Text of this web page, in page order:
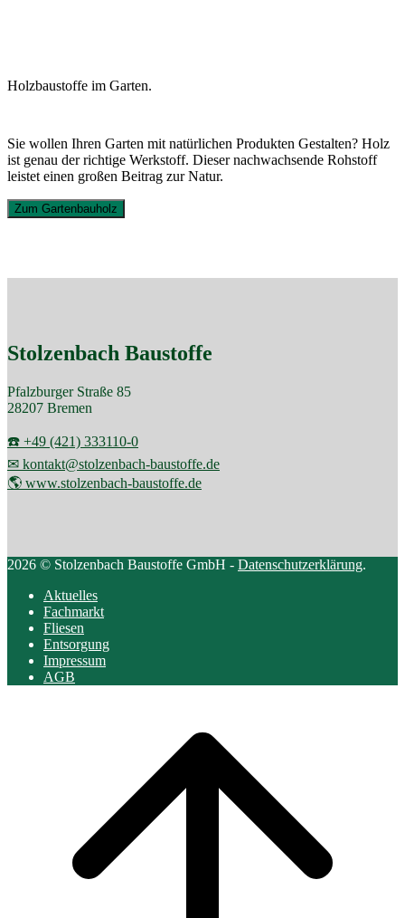
Holzbaustoffe im Garten.
Sie wollen Ihren Garten mit natürlichen Produkten Gestalten? Holz
ist genau der richtige Werkstoff. Dieser nachwachsende Rohstoff
leistet einen großen Beitrag zur Natur.
Zum Gartenbauholz
Stolzenbach Baustoffe
Pfalzburger Straße 85
28207 Bremen
☎️ +49 (421) 333110-0
✉ kontakt@stolzenbach-baustoffe.de
🌎 www.stolzenbach-baustoffe.de
2026 © Stolzenbach Baustoffe GmbH - Datenschutzerklärung.
Aktuelles
Fachmarkt
Fliesen
Entsorgung
Impressum
AGB